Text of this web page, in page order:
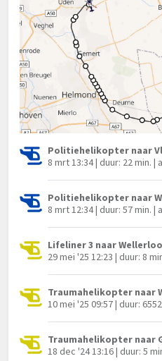
Politiehelikopter naar
8 mrt 13:34 | duur: 22 min. |
Politiehelikopter naar
8 mrt 12:34 | duur: 57 min. |
Lifeliner 3 naar
29 mei '25 12:23 | duur: 8
Traumahelikopter naar
10 mei '25 09:57 | duur:
Traumahelikopter naar
18 dec '24 13:16 | duur: 5